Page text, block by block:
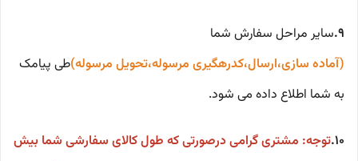
9. سایر مراحل سفارش شما
(آماده سازی،ارسال،کدرهگیری مرسوله،تحویل مرسوله)طی پیامک
به شما اطلاع داده می شود.
10. توجه: مشتری گرامی درصورتی که طول کالای سفارشی شما بیش